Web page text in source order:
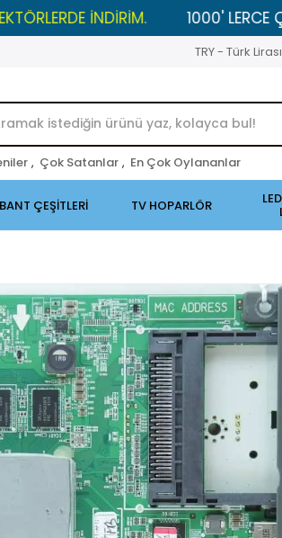
İNDİRİM. 1000' LERCE ÇEŞİT
TRY - Türk Lirası
, Çok Satanlar , En Çok Oylananlar
BANT ÇEŞİTLERİ TV HOPARLÖR